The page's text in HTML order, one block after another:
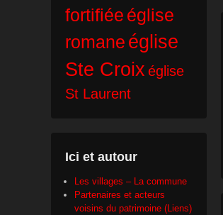
fortifiée église
romane église
Ste Croix église
St Laurent
Ici et autour
Les villages – La commune
Partenaires et acteurs
voisins du patrimoine (Liens)